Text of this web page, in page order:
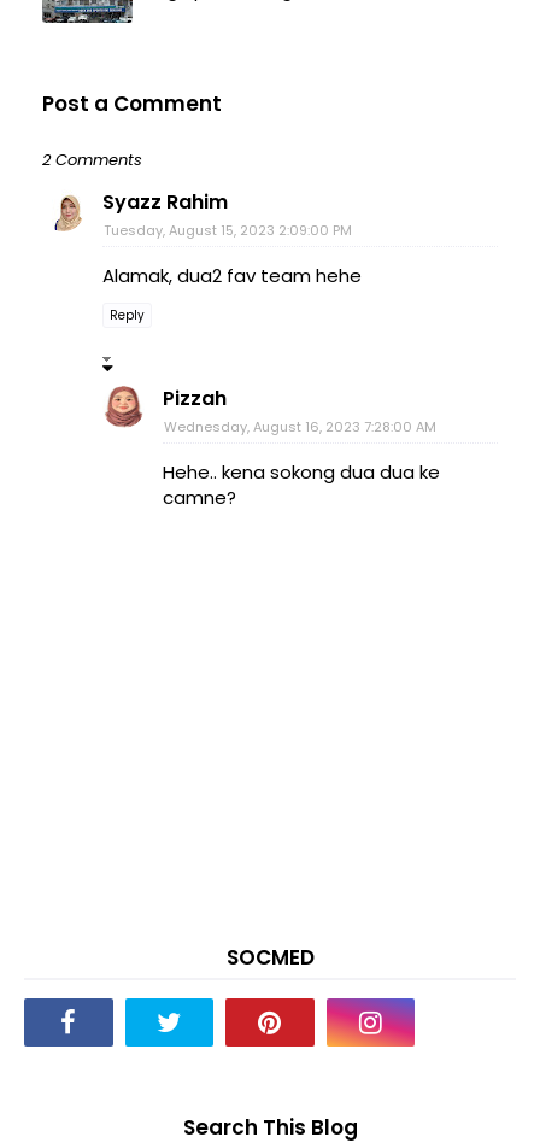
Post a Comment
2 Comments
Syazz Rahim
Tuesday, August 15, 2023 2:09:00 PM
Alamak, dua2 fav team hehe
Reply
Pizzah
Wednesday, August 16, 2023 7:28:00 AM
Hehe.. kena sokong dua dua ke
camne?
SOCMED
Search This Blog